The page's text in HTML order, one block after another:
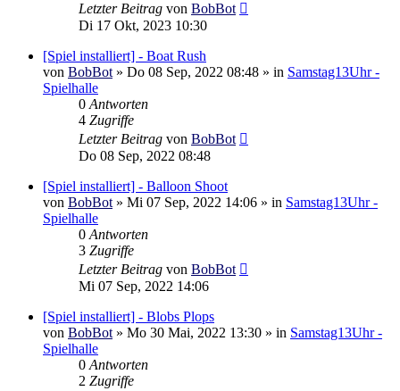
Letzter Beitrag von BobBot
Di 17 Okt, 2023 10:30
[Spiel installiert] - Boat Rush
von BobBot» Do 08 Sep, 2022 08:48 » in Samstag13Uhr -
Spielhalle
0Antworten
4 Zugriffe
Letzter Beitrag von BobBot
Do 08 Sep, 2022 08:48
[Spiel installiert] - Balloon Shoot
von BobBot» Mi 07 Sep, 2022 14:06 » in Samstag13Uhr -
Spielhalle
0Antworten
3 Zugriffe
Letzter Beitrag von BobBot
Mi 07 Sep, 2022 14:06
[Spiel installiert] - Blobs Plops
von BobBot» Mo 30 Mai, 2022 13:30 » in Samstag13Uhr -
Spielhalle
0Antworten
2 Zugriffe